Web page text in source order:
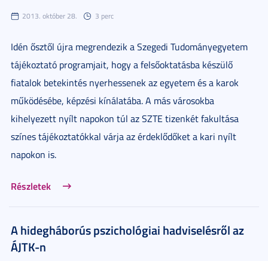
2013. október 28. 3 perc
Idén ősztől újra megrendezik a Szegedi Tudományegyetem
tájékoztató programjait, hogy a felsőoktatásba készülő
fiatalok betekintés nyerhessenek az egyetem és a karok
működésébe, képzési kínálatába. A más városokba
kihelyezett nyílt napokon túl az SZTE tizenkét fakultása
színes tájékoztatókkal várja az érdeklődőket a kari nyílt
napokon is.
Részletek
A hidegháborús pszichológiai hadviselésről az
ÁJTK-n